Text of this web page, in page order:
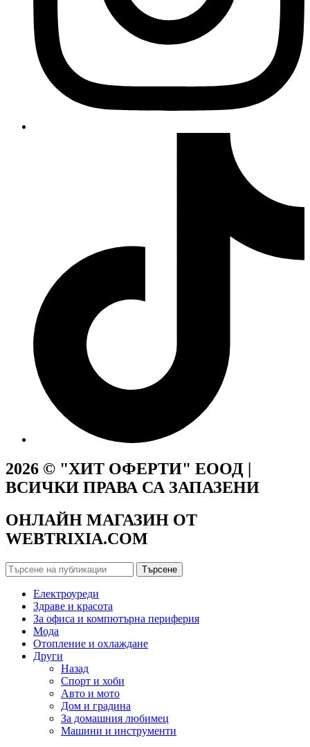
2026 © "ХИТ ОФЕРТИ" ЕООД |
ВСИЧКИ ПРАВА СА ЗАПАЗЕНИ
ОНЛАЙН МАГАЗИН ОТ
WEBTRIXIA.COM
Търсене
Електроуреди
Здраве и красота
За офиса и компютърна периферия
Мода
Отопление и охлаждане
Други
Назад
Спорт и хоби
Авто и мото
Дом и градина
За домашния любимец
Машини и инструменти